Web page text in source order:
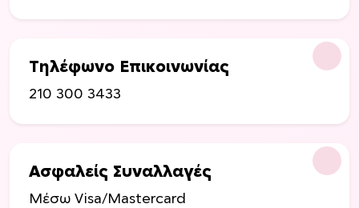
Τηλέφωνο Επικοινωνίας
210 300 3433
Ασφαλείς Συναλλαγές
Μέσω Visa/Mastercard